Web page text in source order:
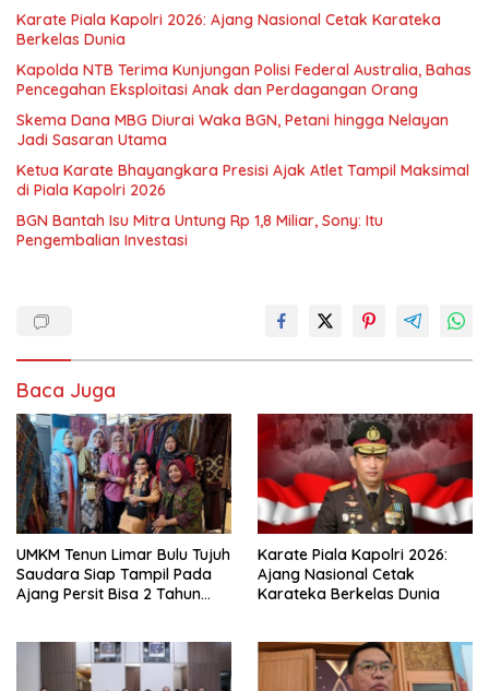
Karate Piala Kapolri 2026: Ajang Nasional Cetak Karateka
Berkelas Dunia
Kapolda NTB Terima Kunjungan Polisi Federal Australia, Bahas
Pencegahan Eksploitasi Anak dan Perdagangan Orang
Skema Dana MBG Diurai Waka BGN, Petani hingga Nelayan
Jadi Sasaran Utama
Ketua Karate Bhayangkara Presisi Ajak Atlet Tampil Maksimal
di Piala Kapolri 2026
BGN Bantah Isu Mitra Untung Rp 1,8 Miliar, Sony: Itu
Pengembalian Investasi
Baca Juga
UMKM Tenun Limar Bulu Tujuh
Saudara Siap Tampil Pada
Ajang Persit Bisa 2 Tahun
Karate Piala Kapolri 2026:
Ajang Nasional Cetak
Karateka Berkelas Dunia